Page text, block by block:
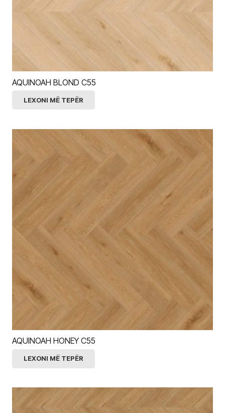
AQUINOAH BLOND C55
LEXONI MË TEPËR
AQUINOAH HONEY C55
LEXONI MË TEPËR